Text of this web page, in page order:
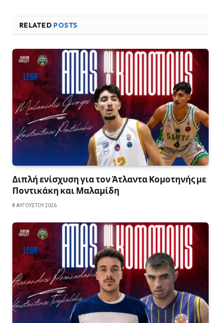
RELATED POSTS
Διπλή ενίσχυση για τον Άτλαντα Κομοτηνής με
Ποντικάκη και Μαλαμίδη
8 ΑΥΓΟΎΣΤΟΥ 2026